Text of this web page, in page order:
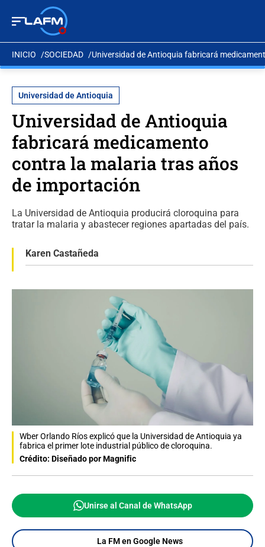
INICIO SOCIEDAD Universidad de Antioquia fabricará
Universidad de Antioquia
Universidad de Antioquia
fabricará medicamento
contra la malaria tras años
de importación
La Universidad de Antioquia producirá cloroquina para
tratar la malaria y abastecer regiones apartadas del país.
Karen Castañeda
Wber Orlando Ríos explicó que la Universidad de Antioquia ya
fabrica el primer lote industrial público de cloroquina.
Crédito: Diseñado por Magnific
Unirse al Canal de WhatsApp
La FM en Google News